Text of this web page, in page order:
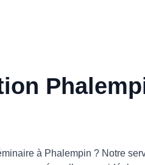
à Phalempin ? Notre